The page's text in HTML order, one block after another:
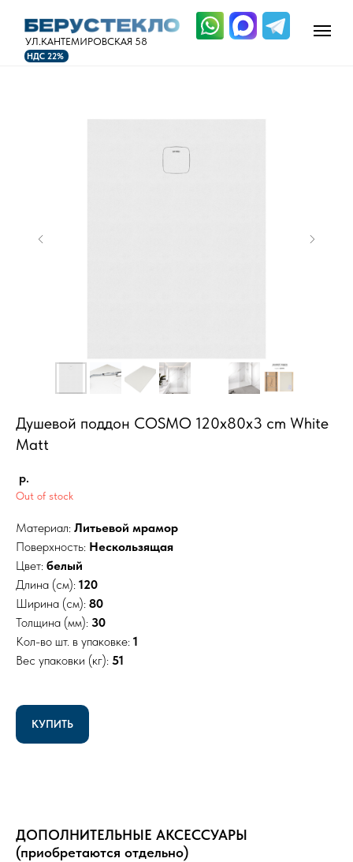
УЛ.КАНТЕМИРОВСКАЯ 58
НДС 22%
Душевой поддон COSMO 120х80х3 сm White
Matt
р.
Out of stock
Материал: Литьевой мрамор
Поверхность: Нескользящая
Цвет: белый
Длина (см): 120
Ширина (см): 80
Толщина (мм): 30
Кол-во шт. в упаковке: 1
Вес упаковки (кг): 51
КУПИТЬ
ДОПОЛНИТЕЛЬНЫЕ АКСЕССУАРЫ
(приобретаются отдельно)